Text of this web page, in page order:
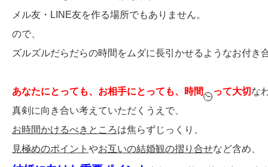
メル友・LINE友を作る場所でもありません。
ので、
ズルズルだらだらの時間をムダに長引かせるようなお付
あなたにとっても、お相手にとっても、時間 って大切な
真剣に向き合い考えていただくうえで、
お時間かけるべきところは焦らずじっくり、
見極めのポイント やお互いの結婚観の摺り合せなど含め、